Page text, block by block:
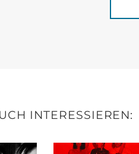
INTERESSIEREN: